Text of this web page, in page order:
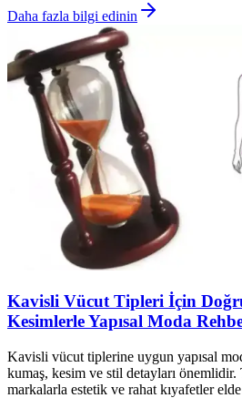
Daha fazla bilgi edinin
Kavisli Vücut Tipleri İçin
Kesimlerle Yapısal Moda
Kavisli vücut tiplerine uygun yapısal
kumaş, kesim ve stil detayları
markalarla estetik ve rahat kıyafetler